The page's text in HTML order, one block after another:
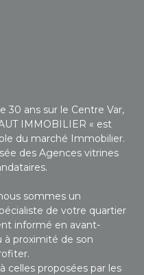
30 ans sur le Centre Var,
IMMOBILIER « est
du marché Immobilier.
des Agences vitrines
sommes un
de votre quartier
informé en avant-
à proximité de son
celles proposées par les